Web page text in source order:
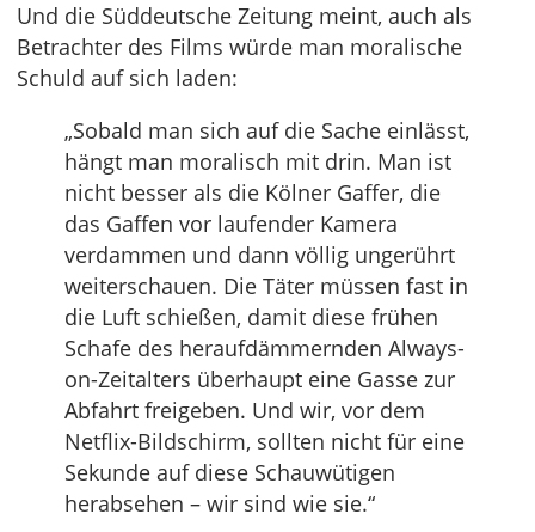
Und die Süddeutsche Zeitung meint, auch als
Betrachter des Films würde man moralische
Schuld auf sich laden:
„Sobald man sich auf die Sache einlässt,
hängt man moralisch mit drin. Man ist
nicht besser als die Kölner Gaffer, die
das Gaffen vor laufender Kamera
verdammen und dann völlig ungerührt
weiterschauen. Die Täter müssen fast in
die Luft schießen, damit diese frühen
Schafe des heraufdämmernden Always-
on-Zeitalters überhaupt eine Gasse zur
Abfahrt freigeben. Und wir, vor dem
Netflix-Bildschirm, sollten nicht für eine
Sekunde auf diese Schauwütigen
herabsehen – wir sind wie sie.“